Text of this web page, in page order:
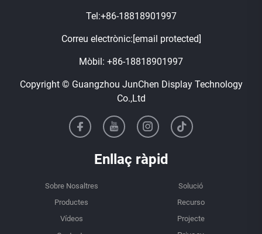
Tel:+86-18818901997
Correu electrònic: [email protected]
Mòbil: +86-18818901997
Copyright © Guangzhou JunChen Display Technology
Co.,Ltd
Enllaç ràpid
Sobre Nosaltres
Solució
Productes
Recurso
Vídeos
Projecte